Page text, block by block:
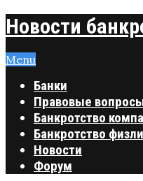
Новости
Menu
Банки
Правовые
Банкротство
Банкротство
Новости
Форум